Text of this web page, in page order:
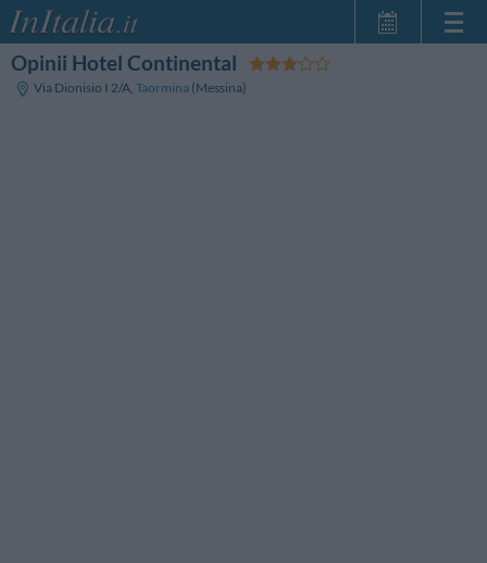
Opinii Hotel Continental
Via Dionisio I 2/A, Taormina (Messina)